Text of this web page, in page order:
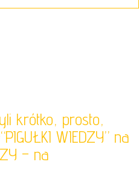
krótko, prosto,
WIEDZY” na
– na